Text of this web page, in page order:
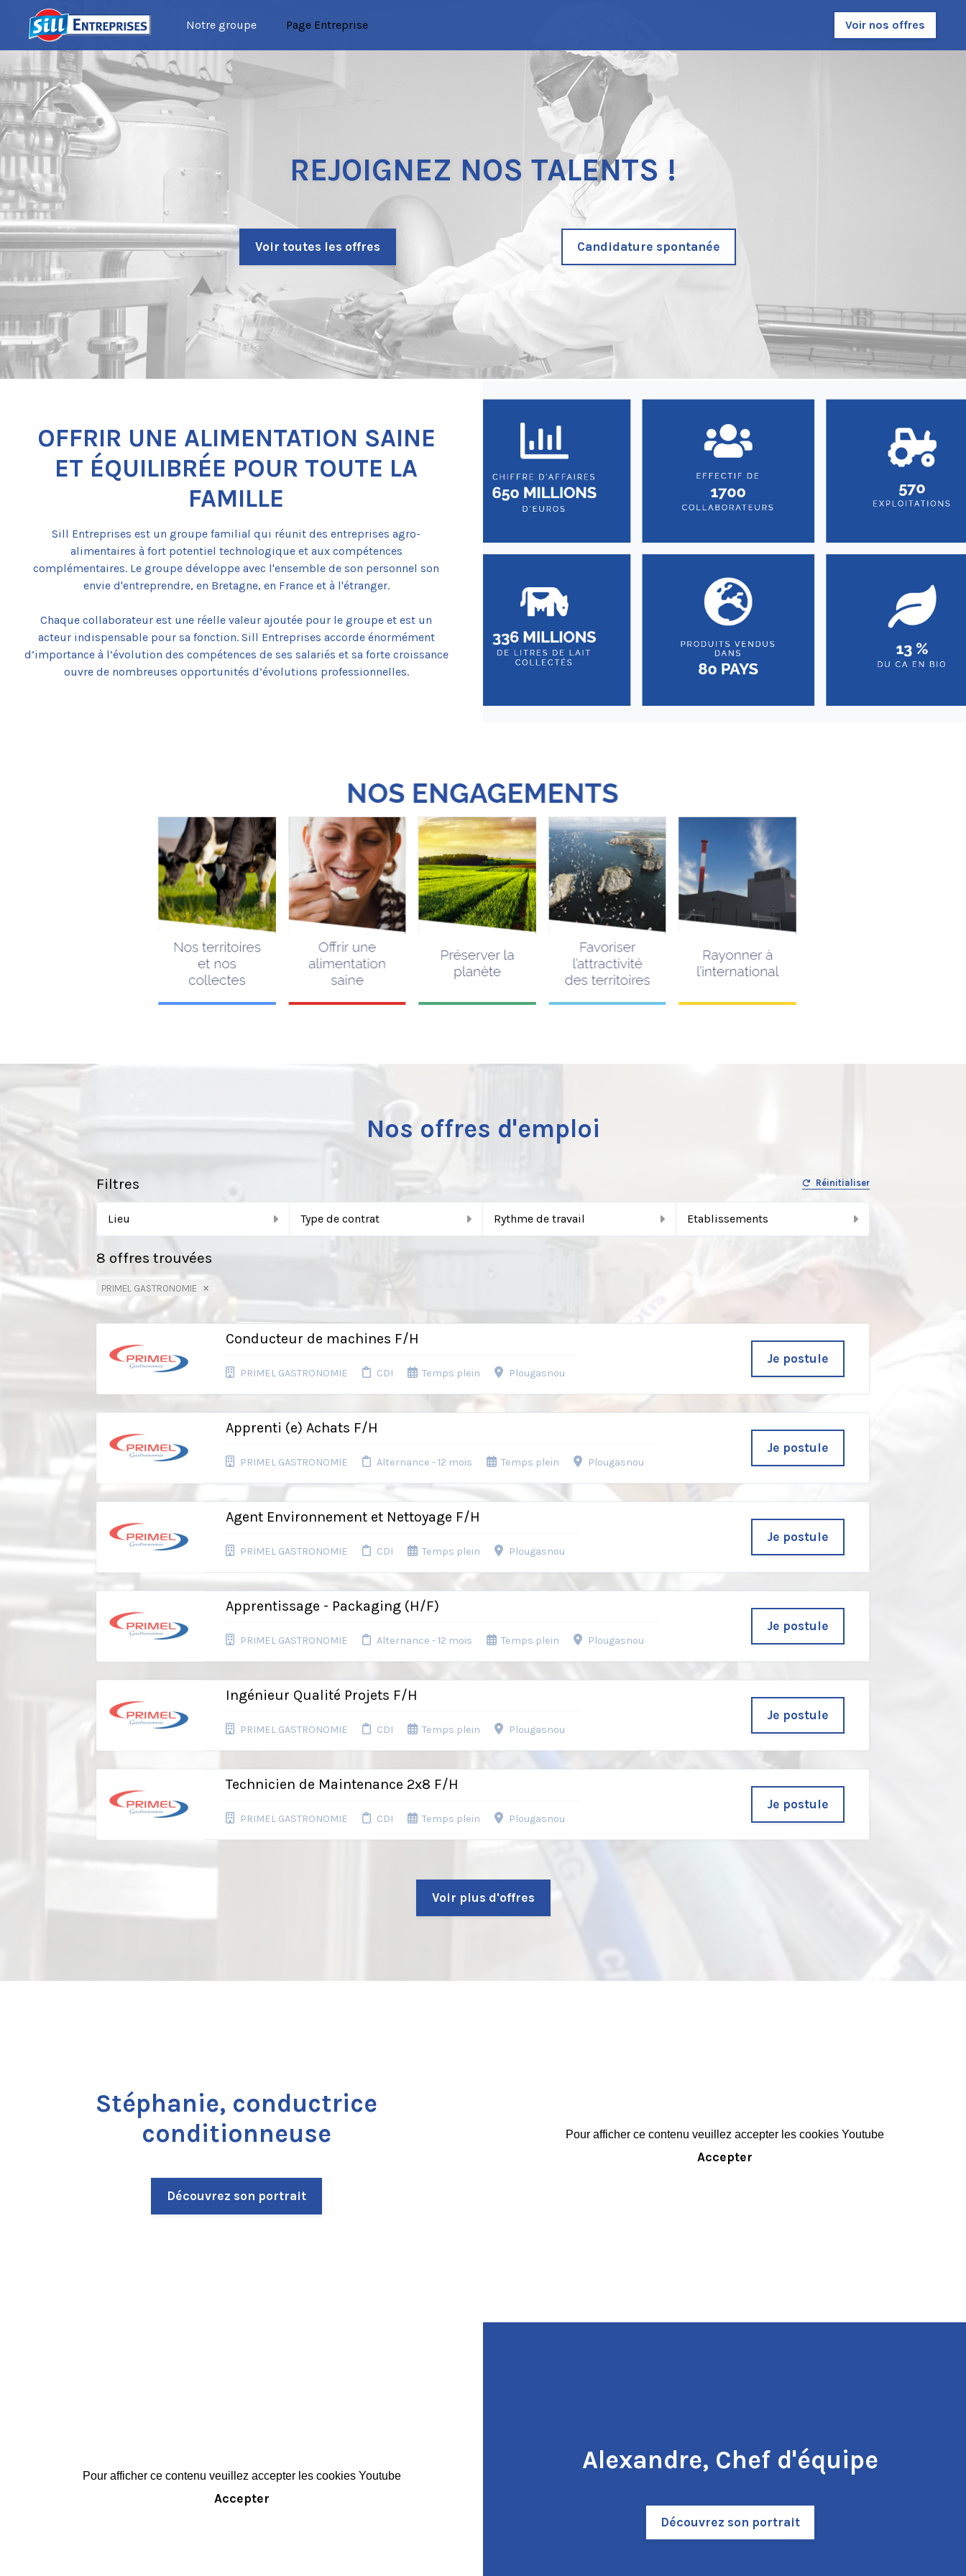
Notre groupe Page Entreprise Voir nos offres
REJOIGNEZ NOS TALENTS !
Voir toutes les offres Candidature spontanée
OFFRIR UNE ALIMENTATION SAINE
ET ÉQUILIBRÉE POUR TOUTE LA
FAMILLE
Sill Entreprises est un groupe familial qui réunit des entreprises agro-
alimentaires à fort potentiel technologique et aux compétences
complémentaires. Le groupe développe avec l'ensemble de son personnel son
envie d'entreprendre, en Bretagne, en France et à l'étranger.
Chaque collaborateur est une réelle valeur ajoutée pour le groupe et est un
acteur indispensable pour sa fonction. Sill Entreprises accorde énormément
d’importance à l’évolution des compétences de ses salariés et sa forte croissance
ouvre de nombreuses opportunités d’évolutions professionnelles.
Nos offres d'emploi
Filtres Réinitialiser
Lieu Type de contrat Rythme de travail Etablissements
8 offres trouvées
PRIMEL GASTRONOMIE ×
Conducteur de machines F/H
PRIMEL GASTRONOMIE CDI Temps plein Plougasnou
Je postule
Apprenti (e) Achats F/H
PRIMEL GASTRONOMIE Alternance - 12 mois Temps plein Plougasnou
Je postule
Agent Environnement et Nettoyage F/H
PRIMEL GASTRONOMIE CDI Temps plein Plougasnou
Je postule
Apprentissage - Packaging (H/F)
PRIMEL GASTRONOMIE Alternance - 12 mois Temps plein Plougasnou
Je postule
Ingénieur Qualité Projets F/H
PRIMEL GASTRONOMIE CDI Temps plein Plougasnou
Je postule
Technicien de Maintenance 2x8 F/H
PRIMEL GASTRONOMIE CDI Temps plein Plougasnou
Je postule
Voir plus d'offres
Stéphanie, conductrice
conditionneuse
Découvrez son portrait
Pour afficher ce contenu veuillez accepter les cookies Youtube
Accepter
Alexandre, Chef d'équipe
Découvrez son portrait
Pour afficher ce contenu veuillez accepter les cookies Youtube
Accepter